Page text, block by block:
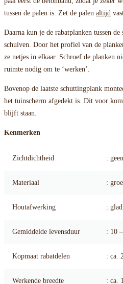
tussen de palen is. Zet de palen altijd
Daarna kun je de rabatplanken tussen de
schuiven. Door het profiel van de
ze netjes in elkaar. Schroef de planken
ruimte nodig om te ‘werken’.
Bovenop de laatste schuttingplank
het tuinscherm afgedekt is. Dit voor
blijft staan.
Kenmerken
Zichtdichtheid :
Materiaal :
Houtafwerking :
Gemiddelde levensduur : 10
Kopmaat rabatdelen : ca.
Werkende breedte : ca.